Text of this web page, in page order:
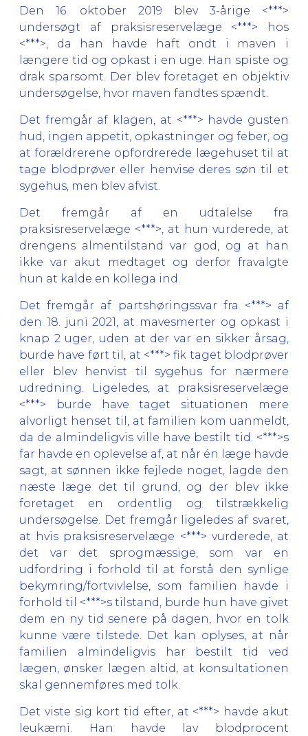
Den 16. oktober 2019 blev 3-årige <***>
undersøgt af praksisreservelæge <***> hos
<***>, da han havde haft ondt i maven i
længere tid og opkast i en uge. Han spiste og
drak sparsomt. Der blev foretaget en objektiv
undersøgelse, hvor maven fandtes spændt.
Det fremgår af klagen, at <***> havde gusten
hud, ingen appetit, opkastninger og feber, og
at forældrerene opfordrerede lægehuset til at
tage blodprøver eller henvise deres søn til et
sygehus, men blev afvist.
Det fremgår af en udtalelse fra
praksisreservelæge <***>, at hun vurderede, at
drengens almentilstand var god, og at han
ikke var akut medtaget og derfor fravalgte
hun at kalde en kollega ind.
Det fremgår af partshøringssvar fra <***> af
den 18. juni 2021, at mavesmerter og opkast i
knap 2 uger, uden at der var en sikker årsag,
burde have ført til, at <***> fik taget blodprøver
eller blev henvist til sygehus for nærmere
udredning. Ligeledes, at praksisreservelæge
<***> burde have taget situationen mere
alvorligt henset til, at familien kom uanmeldt,
da de almindeligvis ville have bestilt tid. <***>s
far havde en oplevelse af, at når én læge havde
sagt, at sønnen ikke fejlede noget, lagde den
næste læge det til grund, og der blev ikke
foretaget en ordentlig og tilstrækkelig
undersøgelse. Det fremgår ligeledes af svaret,
at hvis praksisreservelæge <***> vurderede, at
det var det sprogmæssige, som var en
udfordring i forhold til at forstå den synlige
bekymring/fortvivlelse, som familien havde i
forhold til <***>s tilstand, burde hun have givet
dem en ny tid senere på dagen, hvor en tolk
kunne være tilstede. Det kan oplyses, at når
familien almindeligvis har bestilt tid ved
lægen, ønsker lægen altid, at konsultationen
skal gennemføres med tolk.
Det viste sig kort tid efter, at <***> havde akut
leukæmi. Han havde lav blodprocent